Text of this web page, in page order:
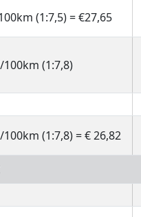
(1:7,5) = €27,65
100km (1:7,8)
100km (1:7,8) = € 26,82